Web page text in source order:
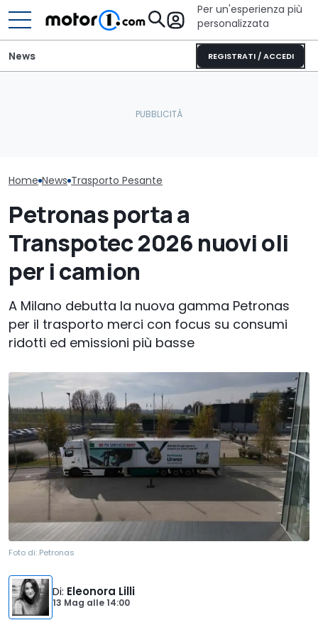
Per un'esperienza più
personalizzata
REGISTRATI / ACCEDI
News
Home News Trasporto Pesante
Petronas porta a
Transpotec 2026 nuovi oli
per i camion
A Milano debutta la nuova gamma Petronas
per il trasporto merci con focus su consumi
ridotti ed emissioni più basse
Foto di: Petronas
Di: Eleonora Lilli
13 Mag alle14:00